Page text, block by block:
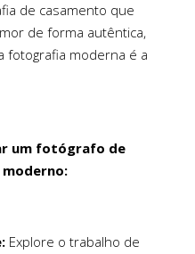
de casamento que
de forma autêntica,
fotografia moderna é a
um fotógrafo de
Explore o trabalho de